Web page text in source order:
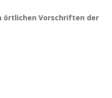
örtlichen Vorschriften der